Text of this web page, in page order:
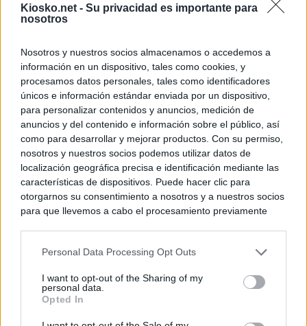
Kiosko.net - Su privacidad es importante para
nosotros
Nosotros y nuestros socios almacenamos o accedemos a
información en un dispositivo, tales como cookies, y
procesamos datos personales, tales como identificadores
únicos e información estándar enviada por un dispositivo,
para personalizar contenidos y anuncios, medición de
anuncios y del contenido e información sobre el público, así
como para desarrollar y mejorar productos. Con su permiso,
nosotros y nuestros socios podemos utilizar datos de
localización geográfica precisa e identificación mediante las
características de dispositivos. Puede hacer clic para
otorgarnos su consentimiento a nosotros y a nuestros socios
para que llevemos a cabo el procesamiento previamente
negar su consentimiento. Tenga en cuenta que algún
de su consentimiento, pero usted tiene el derecho de
rechazar tal procesamiento. Sus preferencias se aplicarán
Personal Data Processing Opt Outs
I want to opt-out of the Sharing of my
personal data.
Opted In